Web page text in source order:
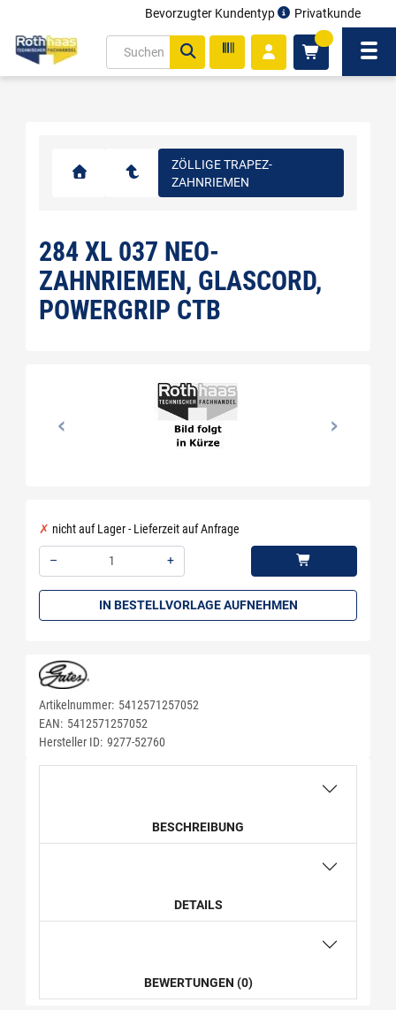
Bevorzugter Kundentyp Privatkunde
ZÖLLIGE TRAPEZ-
ZAHNRIEMEN
284 XL 037 NEO-
ZAHNRIEMEN, GLASCORD,
POWERGRIP CTB
nicht auf Lager - Lieferzeit auf Anfrage
–
+
IN BESTELLVORLAGE AUFNEHMEN
Artikelnummer: 5412571257052
EAN: 5412571257052
Hersteller ID: 9277-52760
BESCHREIBUNG
DETAILS
BEWERTUNGEN (0)